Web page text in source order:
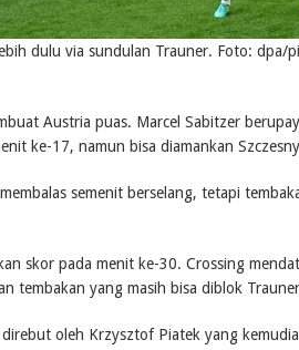
dulu via sundulan Trauner. Foto: dpa/
Austria puas. Marcel Sabitzer
ke-17, namun bisa diamankan
semenit berselang, tetapi
skor pada menit ke-30. Crossing
tembakan yang masih bisa diblok
oleh Krzysztof Piatek yang